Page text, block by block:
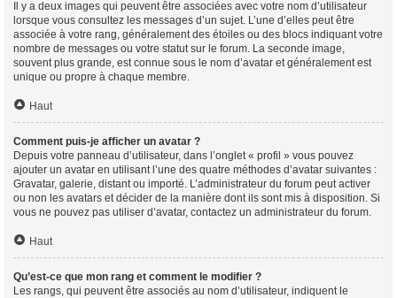
Il y a deux images qui peuvent être associées avec votre nom d’utilisateur
lorsque vous consultez les messages d’un sujet. L’une d’elles peut être
associée à votre rang, généralement des étoiles ou des blocs indiquant votre
nombre de messages ou votre statut sur le forum. La seconde image,
souvent plus grande, est connue sous le nom d’avatar et généralement est
unique ou propre à chaque membre.
Haut
Comment puis-je afficher un avatar ?
Depuis votre panneau d’utilisateur, dans l’onglet « profil » vous pouvez
ajouter un avatar en utilisant l’une des quatre méthodes d’avatar suivantes :
Gravatar, galerie, distant ou importé. L’administrateur du forum peut activer
ou non les avatars et décider de la manière dont ils sont mis à disposition. Si
vous ne pouvez pas utiliser d’avatar, contactez un administrateur du forum.
Haut
Qu’est-ce que mon rang et comment le modifier ?
Les rangs, qui peuvent être associés au nom d’utilisateur, indiquent le